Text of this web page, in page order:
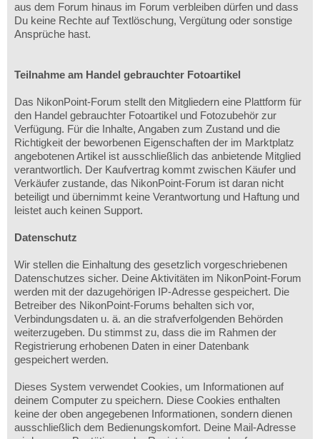
aus dem Forum hinaus im Forum verbleiben dürfen und dass
Du keine Rechte auf Textlöschung, Vergütung oder sonstige
Ansprüche hast.
Teilnahme am Handel gebrauchter Fotoartikel
Das NikonPoint-Forum stellt den Mitgliedern eine Plattform für
den Handel gebrauchter Fotoartikel und Fotozubehör zur
Verfügung. Für die Inhalte, Angaben zum Zustand und die
Richtigkeit der beworbenen Eigenschaften der im Marktplatz
angebotenen Artikel ist ausschließlich das anbietende Mitglied
verantwortlich. Der Kaufvertrag kommt zwischen Käufer und
Verkäufer zustande, das NikonPoint-Forum ist daran nicht
beteiligt und übernimmt keine Verantwortung und Haftung und
leistet auch keinen Support.
Datenschutz
Wir stellen die Einhaltung des gesetzlich vorgeschriebenen
Datenschutzes sicher. Deine Aktivitäten im NikonPoint-Forum
werden mit der dazugehörigen IP-Adresse gespeichert. Die
Betreiber des NikonPoint-Forums behalten sich vor,
Verbindungsdaten u. ä. an die strafverfolgenden Behörden
weiterzugeben. Du stimmst zu, dass die im Rahmen der
Registrierung erhobenen Daten in einer Datenbank
gespeichert werden.
Dieses System verwendet Cookies, um Informationen auf
deinem Computer zu speichern. Diese Cookies enthalten
keine der oben angegebenen Informationen, sondern dienen
ausschließlich dem Bedienungskomfort. Deine Mail-Adresse